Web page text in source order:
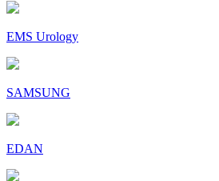
EMS Urology
SAMSUNG
EDAN